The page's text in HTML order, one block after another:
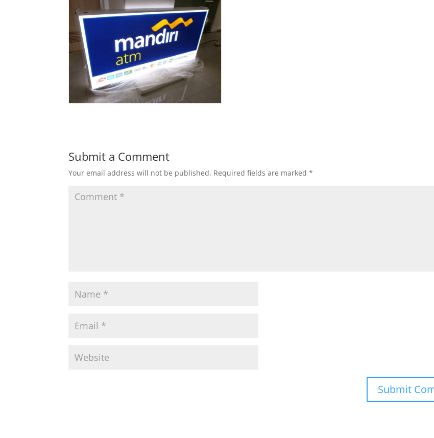
Submit a Comment
Your email address will not be published. Required fields are marked*